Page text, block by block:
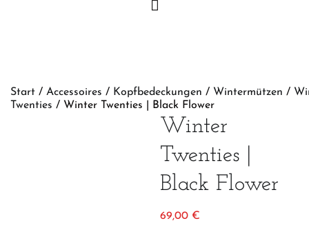
Start / Accessoires / Kopfbedeckungen / Wintermützen /
Twenties / Winter Twenties | Black Flower
Winter
Twenties |
Black Flower
69,00 €